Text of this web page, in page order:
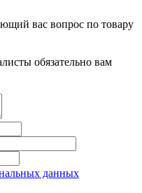
вас вопрос по товару
обязательно вам
данных